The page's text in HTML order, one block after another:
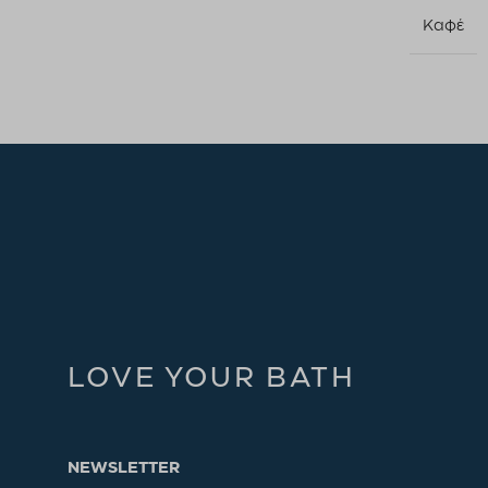
Καφέ
LOVE YOUR BATH
NEWSLETTER